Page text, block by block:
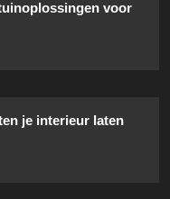
voor
je interieur laten